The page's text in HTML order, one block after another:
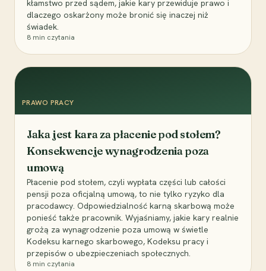
kłamstwo przed sądem, jakie kary przewiduje prawo i
dlaczego oskarżony może bronić się inaczej niż
świadek.
8 min czytania
PRAWO PRACY
Jaka jest kara za płacenie pod stołem?
Konsekwencje wynagrodzenia poza
umową
Płacenie pod stołem, czyli wypłata części lub całości
pensji poza oficjalną umową, to nie tylko ryzyko dla
pracodawcy. Odpowiedzialność karną skarbową może
ponieść także pracownik. Wyjaśniamy, jakie kary realnie
grożą za wynagrodzenie poza umową w świetle
Kodeksu karnego skarbowego, Kodeksu pracy i
przepisów o ubezpieczeniach społecznych.
8 min czytania